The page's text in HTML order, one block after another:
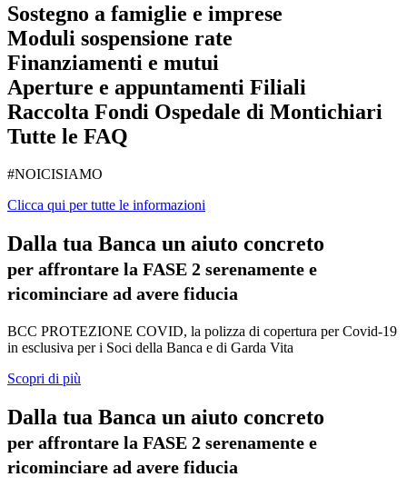
Sostegno a famiglie e imprese
Moduli sospensione rate
Finanziamenti e mutui
Aperture e appuntamenti Filiali
Raccolta Fondi Ospedale di Montichiari
Tutte le FAQ
#NOICISIAMO
Clicca qui per tutte le informazioni
Dalla tua Banca un aiuto concreto
per affrontare la FASE 2 serenamente e
ricominciare ad avere fiducia
BCC PROTEZIONE COVID, la polizza di copertura per Covid-19
in esclusiva per i Soci della Banca e di Garda Vita
Scopri di più
Dalla tua Banca un aiuto concreto
per affrontare la FASE 2 serenamente e
ricominciare ad avere fiducia